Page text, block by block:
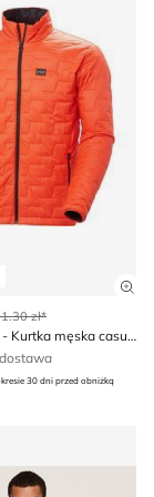
produktu
zł*
Helly Hansen - Kurtka męska casualowa
30 dni przed obniżką
casual